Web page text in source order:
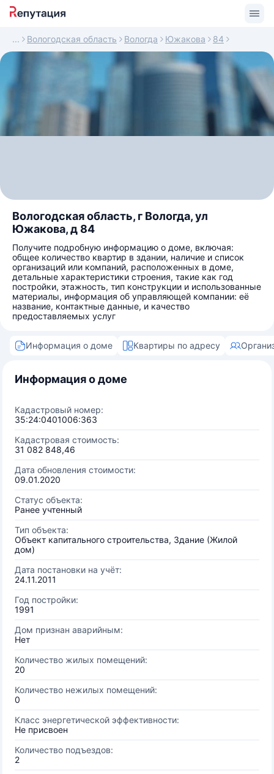
Вологодская область Вологда Южакова 84
Вологодская область, г Вологда, ул
Южакова, д 84
Получите подробную информацию о доме, включая:
общее количество квартир в здании, наличие и список
организаций или компаний, расположенных в доме,
детальные характеристики строения, такие как год
постройки, этажность, тип конструкции и использованные
материалы, информация об управляющей компании: её
название, контактные данные, и качество
предоставляемых услуг
Информация о доме Квартиры по адресу
Информация о доме
Кадастровый номер:
35:24:0401006:363
Кадастровая стоимость:
31 082 848,46
Дата обновления стоимости:
09.01.2020
Статус объекта:
Ранее учтенный
Тип объекта:
Объект капитального строительства, Здание (Жилой
дом)
Дата постановки на учёт:
24.11.2011
Год постройки:
1991
Дом признан аварийным:
Нет
Количество жилых помещений:
20
Количество нежилых помещений:
0
Класс энергетической эффективности:
Не присвоен
Количество подъездов:
2